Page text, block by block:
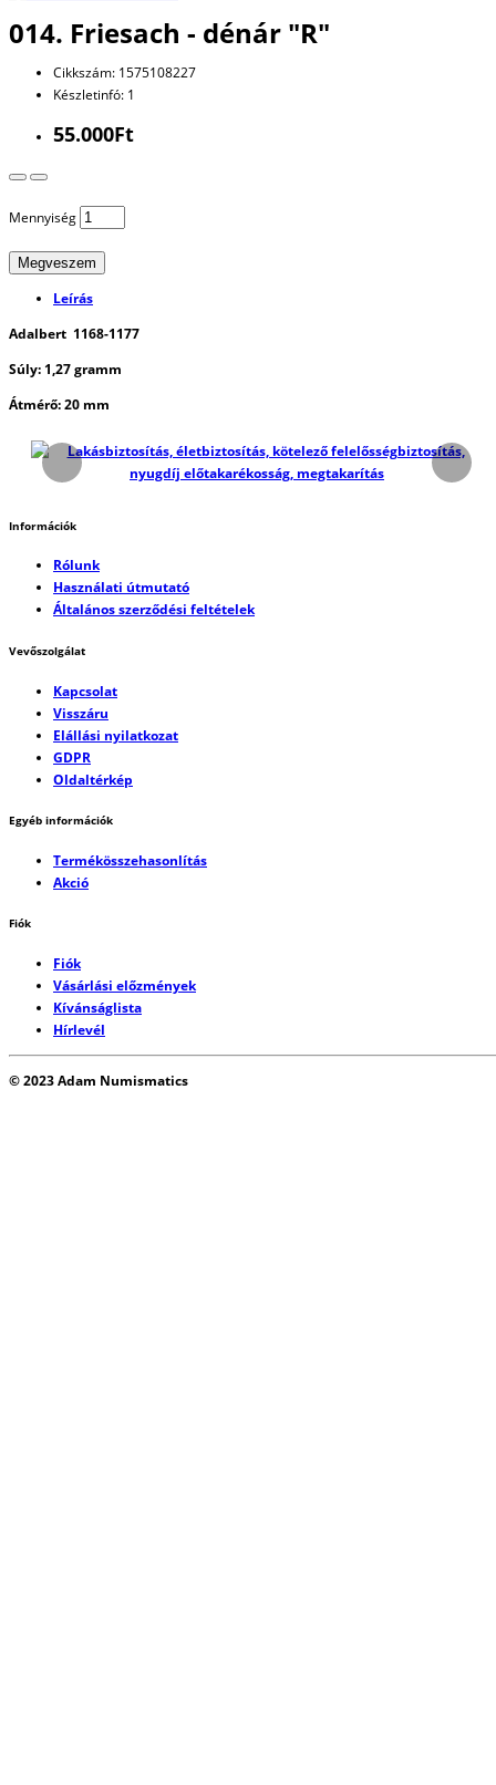
014. Friesach - dénár "R"
Cikkszám: 1575108227
Készletinfó: 1
55.000Ft
Mennyiség
Megveszem
Leírás
Adalbert 1168-1177
Súly: 1,27 gramm
Átmérő: 20 mm
Információk
Rólunk
Használati útmutató
Általános szerződési feltételek
Vevőszolgálat
Kapcsolat
Visszáru
Elállási nyilatkozat
GDPR
Oldaltérkép
Egyéb információk
Termékösszehasonlítás
Akció
Fiók
Fiók
Vásárlási előzmények
Kívánságlista
Hírlevél
© 2023 Adam Numismatics